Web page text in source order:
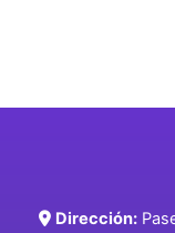
Dirección: